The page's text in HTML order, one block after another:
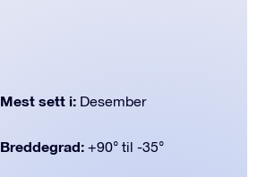
Mest sett i: Desember
Breddegrad: +90° til -35°